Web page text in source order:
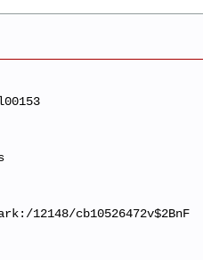
12148/cb10526472v$2BnF